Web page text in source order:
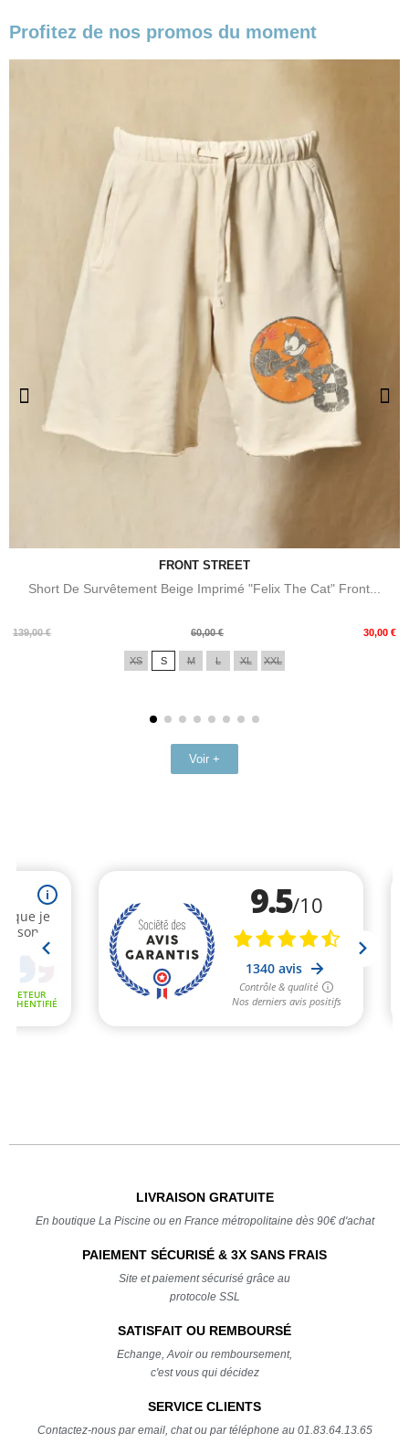
Profitez de nos promos du moment
FRONT STREET
Short De Survêtement Beige Imprimé "Felix The Cat" Front...
139,00 €
Prix
60,00 € 30,00 €
Prix
XS S M L XL XXL
Voir +
LIVRAISON GRATUITE
En boutique La Piscine ou en France métropolitaine dès 90€ d'achat
PAIEMENT SÉCURISÉ & 3X SANS FRAIS
Site et paiement sécurisé grâce au
protocole SSL
SATISFAIT OU REMBOURSÉ
Echange, Avoir ou remboursement,
c'est vous qui décidez
SERVICE CLIENTS
Contactez-nous par email, chat ou par téléphone au 01.83.64.13.65